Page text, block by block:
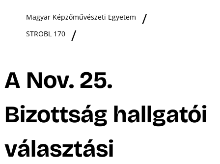
Magyar Képzőművészeti Egyetem
STROBL 170
A Nov. 25.
Bizottság hallgatói
választási